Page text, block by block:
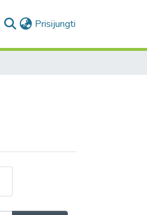
Prisijungti